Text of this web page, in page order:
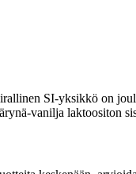
SI-yksikkö on
vanilja laktoositon